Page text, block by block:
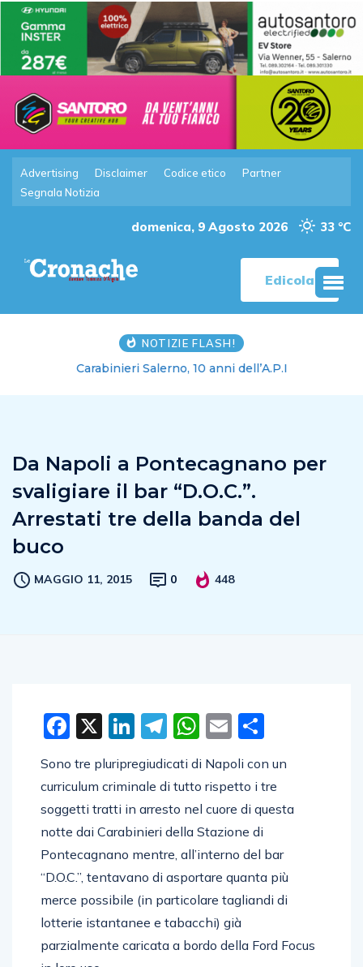
Advertising Disclaimer Codice etico
Partner
Segnala Notizia
domenica, 9 Agosto 2026 33 °C
Edicola
NOTIZIE FLASH!
Carabinieri Salerno, 10 anni dell’A.P.I
Da Napoli a Pontecagnano per
svaligiare il bar “D.O.C.”.
Arrestati tre della banda del
buco
MAGGIO 11, 2015 0 448
Facebook
X LinkedIn
Telegram
WhatsApp
Email
Sono tre pluripregiudicati di Napoli con un
curriculum criminale di tutto rispetto i tre
soggetti tratti in arresto nel cuore di questa
notte dai Carabinieri della Stazione di
Pontecagnano mentre, all’interno del bar
“D.O.C.”, tentavano di asportare quanta più
merce possibile (in particolare tagliandi di
lotterie istantanee e tabacchi) già
parzialmente caricata a bordo della Ford Focus